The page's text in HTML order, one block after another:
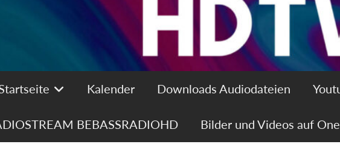
Kalender Downloads Audiodateien
BEBASSRADIOHD Bilder und Videos auf